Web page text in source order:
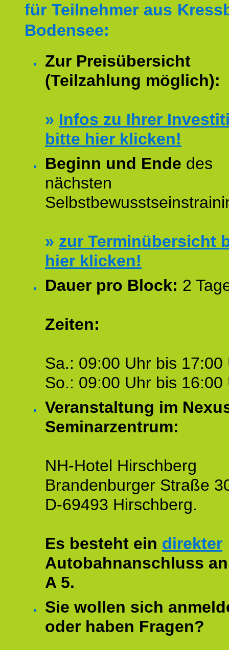
für Teilnehmer aus
Bodensee:
Zur Preisübersicht
(Teilzahlung möglich):
» Infos zu Ihrer
bitte hier klicken!
Beginn und Ende des
nächsten
» zur Terminübersicht
hier klicken!
Dauer pro Block: 2
Zeiten:
Sa.: 09:00 Uhr bis 17:00
So.: 09:00 Uhr bis 16:00
Veranstaltung im
Seminarzentrum:
NH-Hotel Hirschberg
Brandenburger Straße
D-69493 Hirschberg.
Es besteht ein direkter
Autobahnanschluss
A 5.
Sie wollen sich
oder haben Fragen?